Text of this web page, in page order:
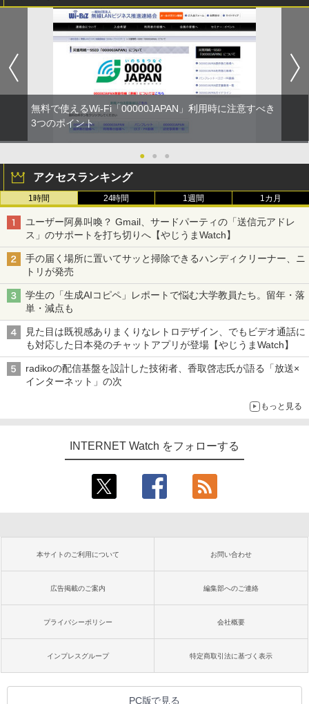
無料で使えるWi-Fi「00000JAPAN」利用時に注意すべき
3つのポイント
● ● ●
アクセスランキング
1時間 24時間 1週間 1カ月
ユーザー阿鼻叫喚？ Gmail、サードパーティの「送信元アドレ
ス」のサポートを打ち切りへ【やじうまWatch】
手の届く場所に置いてサッと掃除できるハンディクリーナー、ニ
トリが発売
学生の「生成AIコピペ」レポートで悩む大学教員たち。留年・落
単・減点も
見た目は既視感ありまくりなレトロデザイン、でもビデオ通話に
も対応した日本発のチャットアプリが登場【やじうまWatch】
radikoの配信基盤を設計した技術者、香取啓志氏が語る「放送×
インターネット」の次
もっと見る
INTERNET Watch をフォローする
本サイトのご利用について お問い合わせ
広告掲載のご案内 編集部へのご連絡
プライバシーポリシー 会社概要
インプレスグループ 特定商取引法に基づく表示
PC版で見る